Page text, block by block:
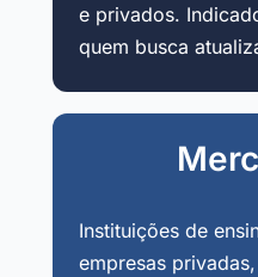
e privados.
quem busca
Instituições de
empresas